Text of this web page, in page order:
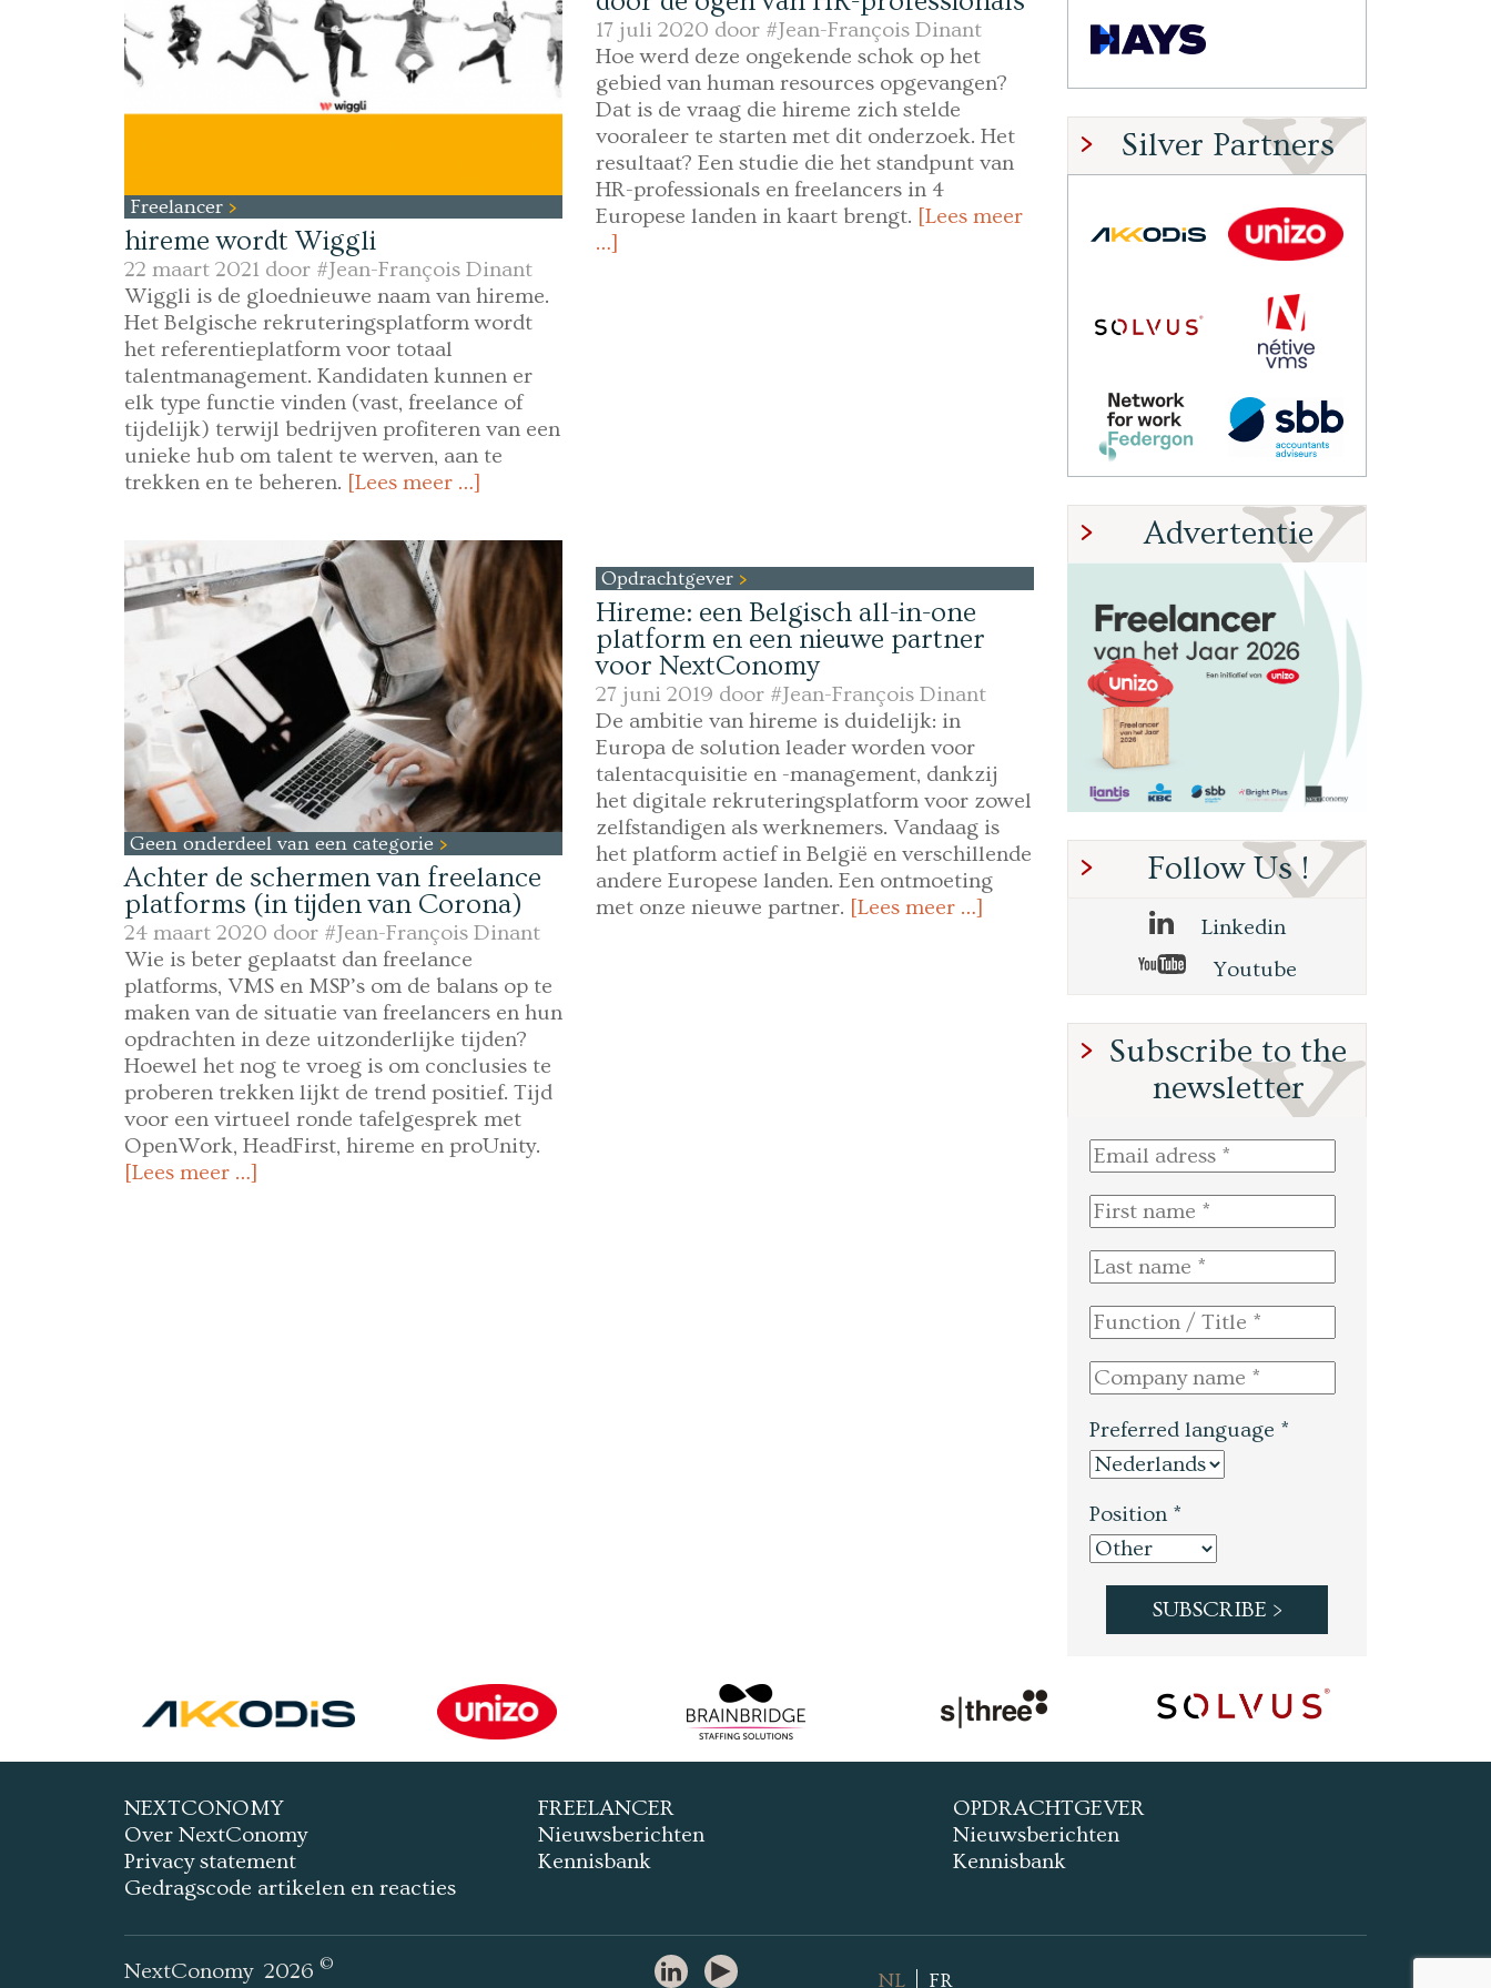
Freelancer
hireme wordt Wiggli
22 maart 2021 door #Jean-François Dinant
Wiggli is de gloednieuwe naam van hireme.
Het Belgische rekruteringsplatform wordt
het referentieplatform voor totaal
talentmanagement. Kandidaten kunnen er
elk type functie vinden (vast, freelance of
tijdelijk) terwijl bedrijven profiteren van een
unieke hub om talent te werven, aan te
trekken en te beheren. [Lees meer …]
17 juli 2020 door #Jean-François Dinant
Hoe werd deze ongekende schok op het
gebied van human resources opgevangen?
Dat is de vraag die hireme zich stelde
vooraleer te starten met dit onderzoek. Het
resultaat? Een studie die het standpunt van
HR-professionals en freelancers in 4
Europese landen in kaart brengt. [Lees meer
…]
Geen onderdeel van een categorie
Achter de schermen van freelance
platforms (in tijden van Corona)
24 maart 2020 door #Jean-François Dinant
Wie is beter geplaatst dan freelance
platforms, VMS en MSP’s om de balans op te
maken van de situatie van freelancers en hun
opdrachten in deze uitzonderlijke tijden?
Hoewel het nog te vroeg is om conclusies te
proberen trekken lijkt de trend positief. Tijd
voor een virtueel ronde tafelgesprek met
OpenWork, HeadFirst, hireme en proUnity.
[Lees meer …]
Opdrachtgever
Hireme: een Belgisch all-in-one
platform en een nieuwe partner
voor NextConomy
27 juni 2019 door #Jean-François Dinant
De ambitie van hireme is duidelijk: in
Europa de solution leader worden voor
talentacquisitie en -management, dankzij
het digitale rekruteringsplatform voor zowel
zelfstandigen als werknemers. Vandaag is
het platform actief in België en verschillende
andere Europese landen. Een ontmoeting
met onze nieuwe partner. [Lees meer …]
Silver Partners
Advertentie
Follow Us !
Linkedin
Youtube
Subscribe to the
newsletter
Preferred language *
Position *
NEXTCONOMY
Over NextConomy
Privacy statement
Gedragscode artikelen en reacties
FREELANCER
Nieuwsberichten
Kennisbank
OPDRACHTGEVER
Nieuwsberichten
Kennisbank
NextConomy 2026 ©
NL FR